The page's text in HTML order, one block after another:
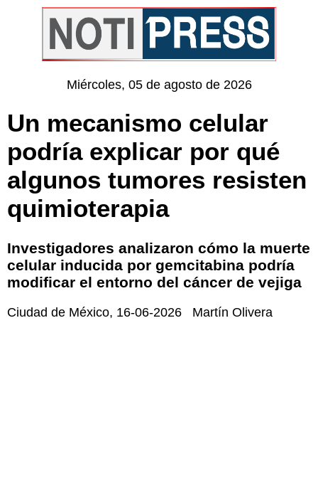
Miércoles, 05 de agosto de 2026
Un mecanismo celular
podría explicar por qué
algunos tumores resisten
quimioterapia
Investigadores analizaron cómo la muerte
celular inducida por gemcitabina podría
modificar el entorno del cáncer de vejiga
Ciudad de México, 16-06-2026 Martín Olivera